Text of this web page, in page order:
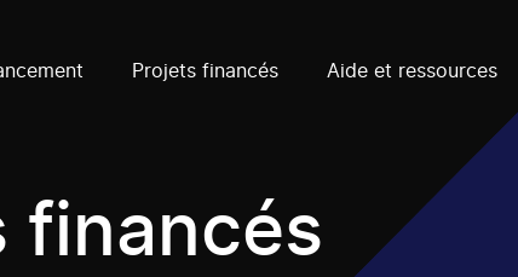
Projets financés Aide et ressources
financés